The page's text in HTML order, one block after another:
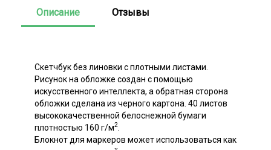
Описание Отзывы
Скетчбук без линовки с плотными листами.
Рисунок на обложке создан с помощью
искусственного интеллекта, а обратная сторона
обложки сделана из черного картона. 40 листов
высококачественной белоснежной бумаги
плотностью 160 г/м2
Блокнот для маркеров может использоваться как